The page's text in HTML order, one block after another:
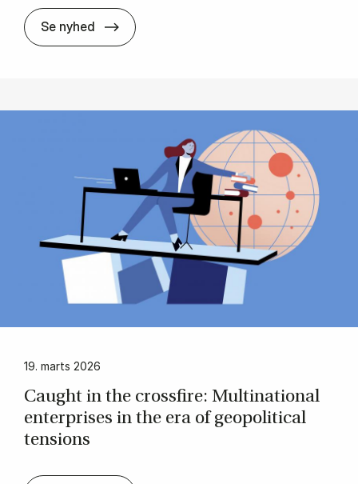
Se nyhed CBS sø­ger ny be­sty­rel­ses­le­der
19. marts 2026
Caught in the cros­sfi­re: Mul­ti­na­tio­nal
en­ter­pri­ses in the era of ge­opo­li­ti­cal
ten­sions